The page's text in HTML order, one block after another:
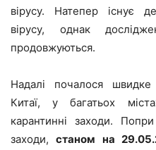
вірусу. Натепер існує
вірусу, однак
продовжуються.
Надалі почалося
Китаї, у багатьох
карантинні заходи.
заходи,станом на